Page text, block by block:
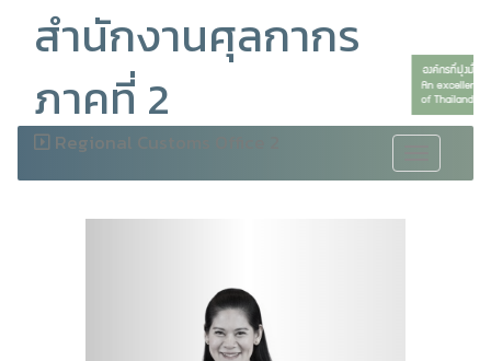
สำนักงานศุลกากร
ภาคที่ 2
Regional Customs Office 2
navigation